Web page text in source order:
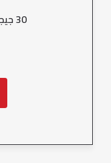
30 جيجا كمية نقل البيانات